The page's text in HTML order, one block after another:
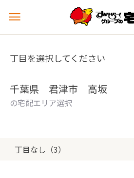
メ
ュ
を
丁目を選択してください
千葉県 君津市 高坂
の宅配エリア選択
丁目なし（3）